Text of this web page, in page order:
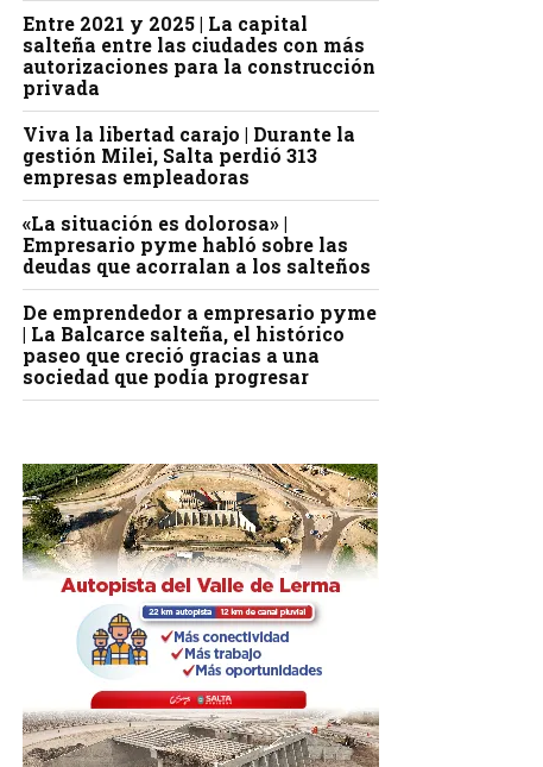
Entre 2021 y 2025 | La capital
salteña entre las ciudades con más
autorizaciones para la construcción
privada
Viva la libertad carajo | Durante la
gestión Milei, Salta perdió 313
empresas empleadoras
«La situación es dolorosa» |
Empresario pyme habló sobre las
deudas que acorralan a los salteños
De emprendedor a empresario pyme
| La Balcarce salteña, el histórico
paseo que creció gracias a una
sociedad que podía progresar